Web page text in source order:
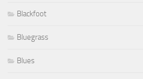
Blackfoot
Bluegrass
Blues